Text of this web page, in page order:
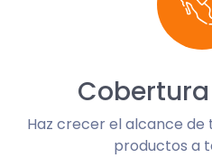
Haz crecer el alcance de
productos a